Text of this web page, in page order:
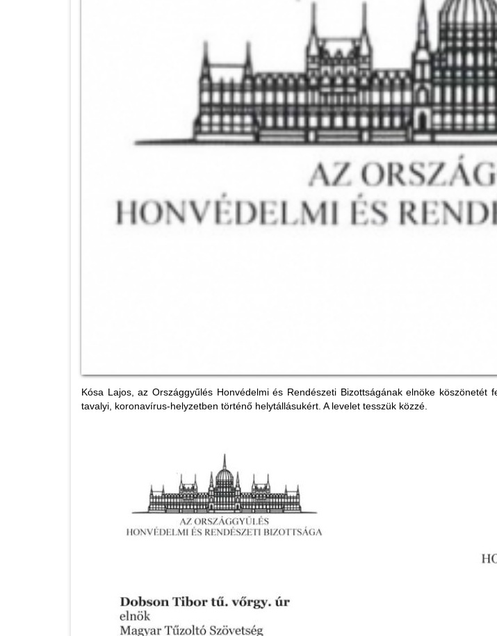
Kósa Lajos, az Országgyűlés Honvédelmi és Rendészeti Bizottságának elnöke
tavalyi, koronavírus-helyzetben történő helytállásukért. A levelet tesszük közzé.